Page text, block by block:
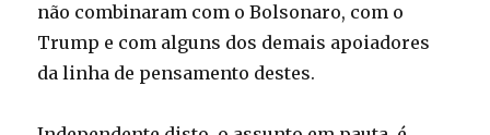
não combinaram com o Bolsonaro, com o
Trump e com alguns dos demais apoiadores
da linha de pensamento destes.